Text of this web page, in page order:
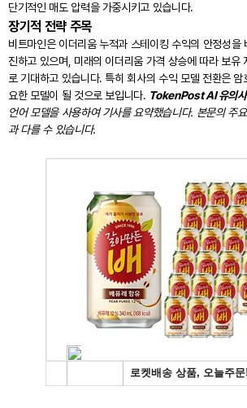
단기적인 매도 압력을 가중시키고 있습니다.
장기적 전략 주목
비트마인은 이더리움 누적과 스테이킹 수익의 안정성을
진하고 있으며, 미래의 이더리움 가격 상승에 따라 보유
로 기대하고 있습니다. 특히 회사의 수익 모델 전환은
요한 모델이 될 것으로 보입니다. TokenPost AI 유의
언어 모델을 사용하여 기사를 요약했습니다. 본문의 주
과 다를 수 있습니다.